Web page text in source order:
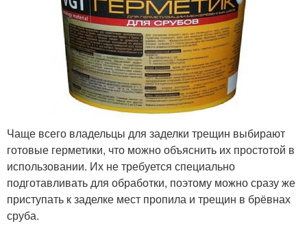
Чаще всего владельцы для заделки трещин выбирают
готовые герметики, что можно объяснить их простотой в
использовании. Их не требуется специально
подготавливать для обработки, поэтому можно сразу же
приступать к заделке мест пропила и трещин в брёвнах
сруба.